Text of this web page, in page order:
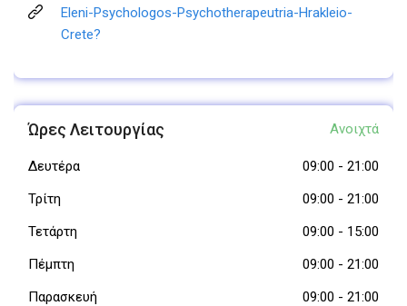
Eleni-Psychologos-Psychotherapeutria-Hrakleio-
Crete?
Ώρες Λειτουργίας Ανοιχτά
Δευτέρα 09:00 - 21:00
Τρίτη
09:00 - 21:00
Τετάρτη
09:00 - 15:00
Πέμπτη
09:00 - 21:00
Παρασκευή
09:00 - 21:00